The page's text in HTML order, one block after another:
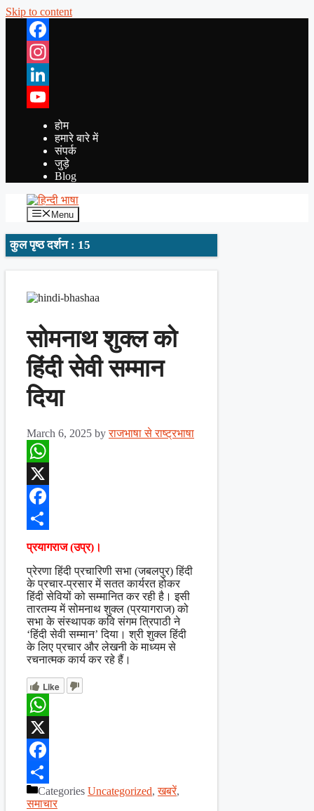
Skip to content
Facebook
Instagram
LinkedIn
YouTube
होम
हमारे बारे में
संपर्क
जुड़े
Blog
Menu
कुल पृष्ठ दर्शन : 15
सोमनाथ शुक्ल को
हिंदी सेवी सम्मान
दिया
March 6, 2025 byराजभाषा से राष्ट्रभाषा
WhatsApp
X
Facebook
Share
प्रयागराज (उप्र)।
प्रेरणा हिंदी प्रचारिणी सभा (जबलपुर) हिंदी
के प्रचार-प्रसार में सतत कार्यरत होकर
हिंदी सेवियों को सम्मानित कर रही है। इसी
तारतम्य में सोमनाथ शुक्ल (प्रयागराज) को
सभा के संस्थापक कवि संगम त्रिपाठी ने
‘हिंदी सेवी सम्मान’ दिया। श्री शुक्ल हिंदी
के लिए प्रचार और लेखनी के माध्यम से
रचनात्मक कार्य कर रहे हैं।
Like
WhatsApp
X
Facebook
ShareCategories Uncategorized,खबरें,
समाचार